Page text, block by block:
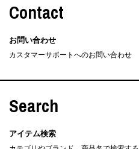
Contact
お問い合わせ
カスタマーサポートへのお問い合わせ
Search
アイテム検索